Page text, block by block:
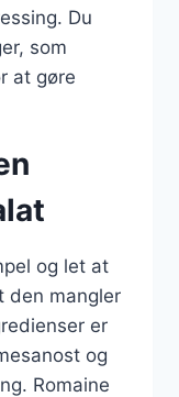
Du
som
at gøre
og let at
den mangler
er
og
Romaine